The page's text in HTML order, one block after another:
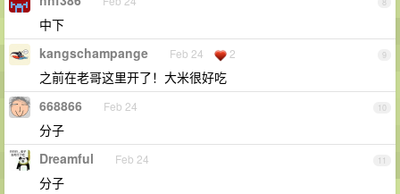
中下
9
kangschampange Feb 24 2
之前在老哥这里开了！大米很好吃
10
668866 Feb 24
分子
11
Dreamful Feb 24
分子